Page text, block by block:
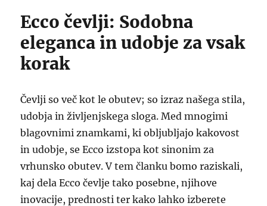
Ecco čevlji: Sodobna
eleganca in udobje za vsak
korak
Čevlji so več kot le obutev; so izraz našega stila,
udobja in življenjskega sloga. Med mnogimi
blagovnimi znamkami, ki obljubljajo kakovost
in udobje, se Ecco izstopa kot sinonim za
vrhunsko obutev. V tem članku bomo raziskali,
kaj dela Ecco čevlje tako posebne, njihove
inovacije, prednosti ter kako lahko izberete